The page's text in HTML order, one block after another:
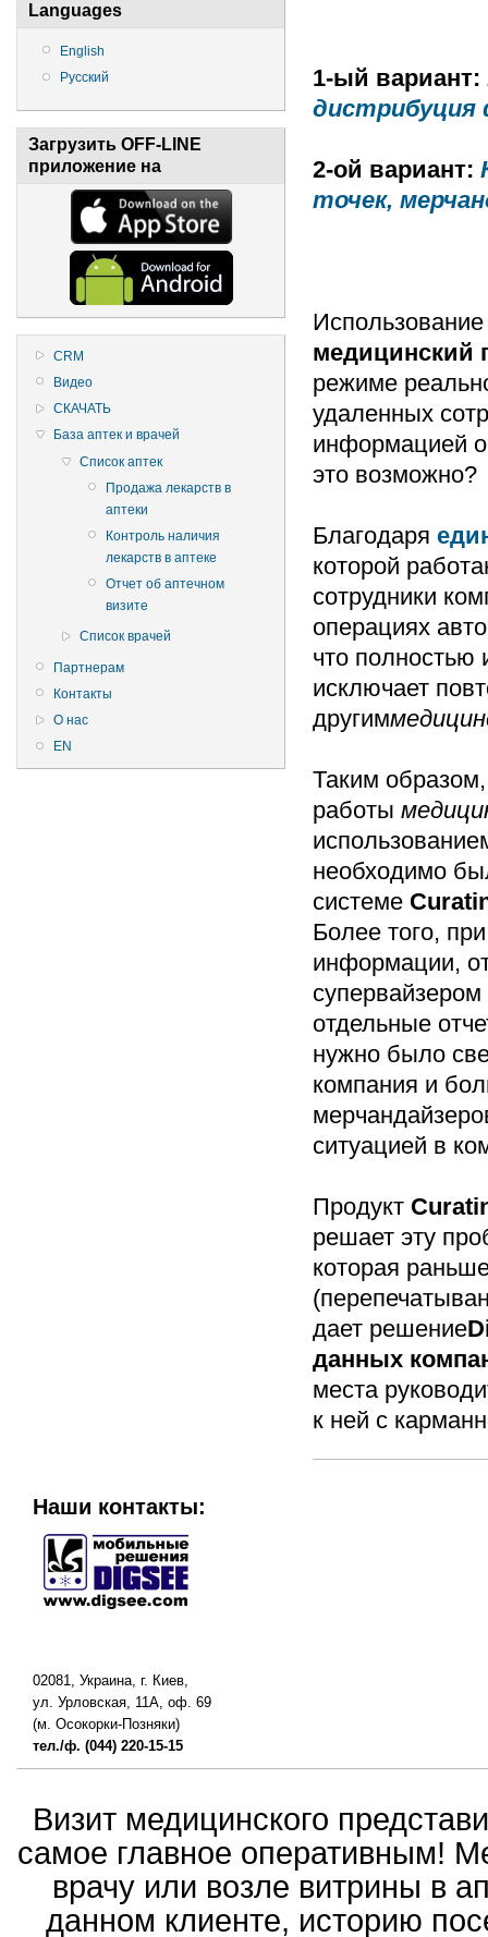
Languages
English
Русский
Загрузить OFF-LINE
приложение на
CRM
Видео
СКАЧАТЬ
База аптек и врачей
Список аптек
Продажа лекарств в
аптеки
Контроль наличия
лекарств в аптеке
Отчет об аптечном
визите
Список врачей
Партнерам
Контакты
О нас
EN
1-ый вариант:
дистрибуция
2-ой вариант:
точек,
медицинский
режиме
удаленных
информацией о
это возможно?
Благодаря
которой
сотрудники
операциях
что полностью
исключает
другим
Таким
работы
необходимо
системе
Более того,
информации,
отдельные
нужно было
компания и
ситуацией в
Продукт
решает эту
которая
дает решение
данных
места
к ней с
Наши контакты:
02081, Украина, г. Киев,
ул. Урловская, 11А, оф. 69
(м. Осокорки-Позняки)
тел./ф. (044) 220-15-15
Визит медицинского
самое главное оперативным!
врачу или возле витрины в
данном клиенте, историю